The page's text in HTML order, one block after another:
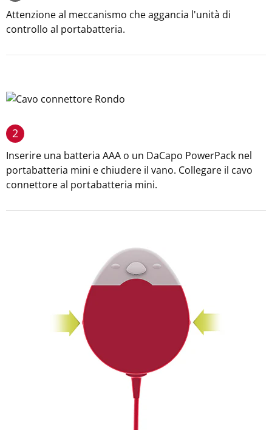
Attenzione al meccanismo che aggancia l'unità di
controllo al portabatteria.
2
Inserire una batteria AAA o un DaCapo PowerPack nel
portabatteria mini e chiudere il vano. Collegare il cavo
connettore al portabatteria mini.